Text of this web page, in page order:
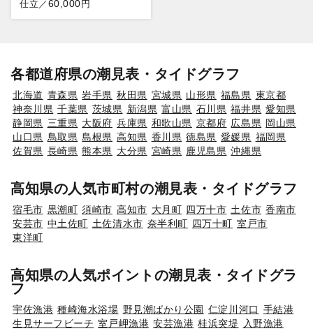
仕立／ 60,000 円
各都道府県の潮見表・タイドグラフ
北海道 青森県 岩手県 秋田県 宮城県 山形県 福島県 東京都
神奈川県 千葉県 茨城県 新潟県 富山県 石川県 福井県 愛知県
静岡県 三重県 大阪府 兵庫県 和歌山県 京都府 広島県 岡山県
山口県 鳥取県 島根県 高知県 香川県 徳島県 愛媛県 福岡県
佐賀県 長崎県 熊本県 大分県 宮崎県 鹿児島県 沖縄県
高知県の人気市町村の潮見表・タイドグラフ
宿毛市 黒潮町 須崎市 高知市 大月町 四万十市 土佐市 香南市
安芸市 中土佐町 土佐清水市 奈半利町 四万十町 室戸市
東洋町
高知県の人気ポイントの潮見表・タイドグラ
フ
宇佐漁港 種崎海水浴場 野見潮ばかり公園 仁淀川河口 手結港
生見サーフビーチ 室戸岬漁港 安芸漁港 桂浜突堤
入野漁港